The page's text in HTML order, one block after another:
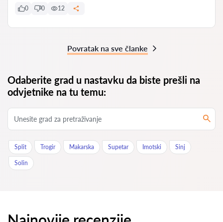
0 0 12
Povratak na sve članke
Odaberite grad u nastavku da biste prešli na
odvjetnike na tu temu:
Split Trogir Makarska Supetar Imotski Sinj
Solin